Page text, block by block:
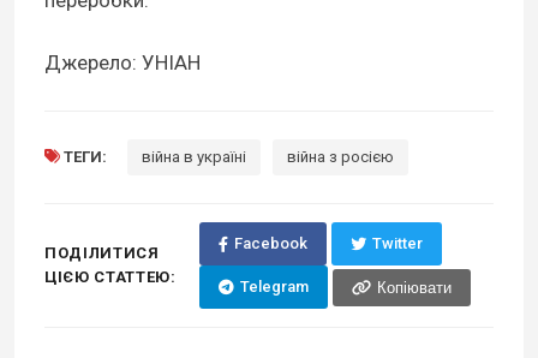
Джерело: УНІАН
ТЕГИ: війна в україні війна з росією
ПОДІЛИТИСЯ
ЦІЄЮ СТАТТЕЮ:
Facebook Twitter
Telegram Копіювати